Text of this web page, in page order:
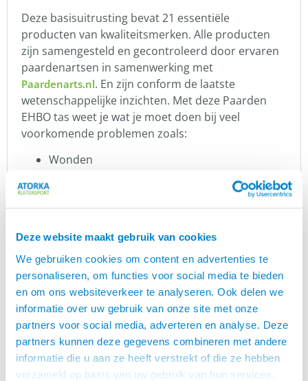
Deze website maakt gebruik van cookies
We gebruiken cookies om content en advertenties te
personaliseren, om functies voor social media te bieden
en om ons websiteverkeer te analyseren. Ook delen we
informatie over uw gebruik van onze site met onze
partners voor social media, adverteren en analyse. Deze
partners kunnen deze gegevens combineren met andere
informatie die u aan ze heeft verstrekt of die ze hebben
verzameld op basis van uw gebruik van hun services.
Deze basisuitrusting bevat 21 essentiële
producten van kwaliteitsmerken. Alle producten
zijn samengesteld en gecontroleerd door ervaren
paardenartsen in samenwerking met
Paardenarts.nl. En zijn conform de laatste
wetenschappelijke inzichten. Met deze Paarden
EHBO tas weet je wat je moet doen bij veel
voorkomende problemen zoals:
Wonden
Hoefzweer
Teken
Ernstige bloedingen
Oogproblemen
En je leert ook wanneer je direct je dierenarts moet
bellen, hoe je een verband aanlegt of een
noodhalster gebruikt. Want in de tas vind je naast
producten ook een duidelijke EHBO wijzer met
informatie en voorzien van QR codes. Door de QR
code in te scannen kom je direct op een duidelijke
uitleg wat je kan doen, totdat de dierenarts er is.